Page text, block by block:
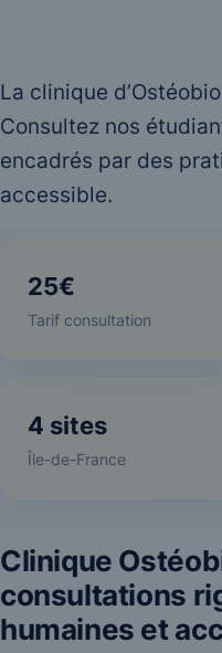
La clinique
Consultez nos
encadrés par des
accessible.
25€
Tarif consultation
4 sites
Île-de-France
Clinique
consultations
humaines et